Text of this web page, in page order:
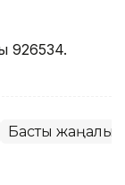
926534.
Басты жаңалық